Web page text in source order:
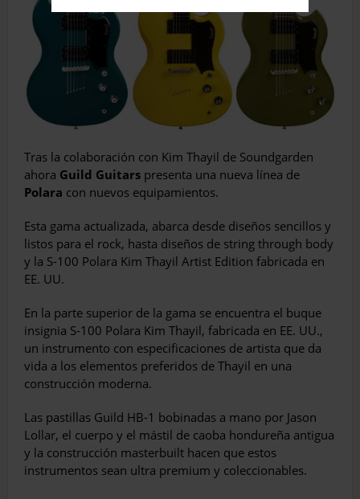
Tras la colaboración con Kim Thayil de Soundgarden
ahora Guild Guitars presenta una nueva línea de
Polara con nuevos equipamientos.
Esta gama actualizada, abarca desde diseños sencillos y
listos para el rock, hasta diseños de string through body
y la S-100 Polara Kim Thayil Artist Edition fabricada en
EE. UU.
En la parte superior de la gama se encuentra el buque
insignia S-100 Polara Kim Thayil, fabricada en EE. UU.,
un instrumento con especificaciones de artista que da
vida a los elementos preferidos de Thayil en una
construcción moderna.
Las pastillas Guild HB-1 bobinadas a mano por Jason
Lollar, el cuerpo y el mástil de caoba hondureña antigua
y la construcción masterbuilt hacen que estos
instrumentos sean ultra premium y coleccionables.